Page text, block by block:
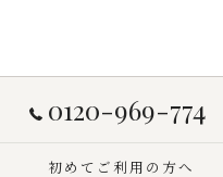
0120-969-774
初めてご利用の方へ